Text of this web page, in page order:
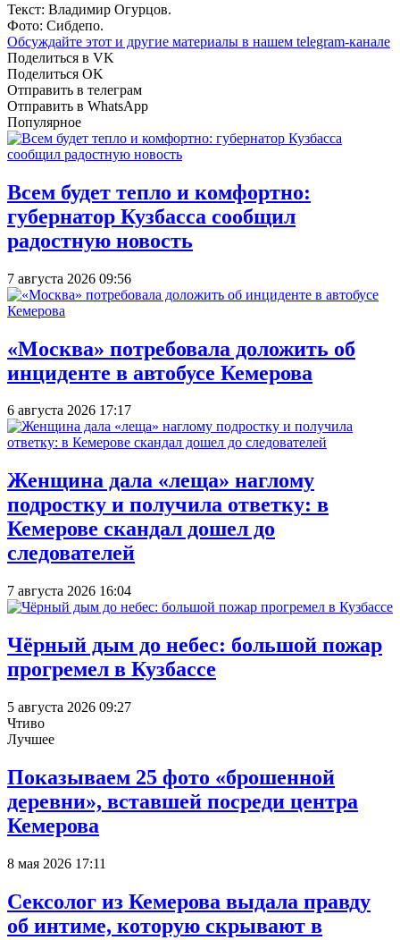
Текст: Владимир Огурцов.
Фото: Сибдепо.
Обсуждайте этот и другие материалы в нашем telegram-канале
Поделиться в VK
Поделиться OK
Отправить в телеграм
Отправить в WhatsApp
Популярное
Всем будет тепло и комфортно:
губернатор Кузбасса сообщил
радостную новость
7 августа 2026 09:56
«Москва» потребовала доложить об
инциденте в автобусе Кемерова
6 августа 2026 17:17
Женщина дала «леща» наглому
подростку и получила ответку: в
Кемерове скандал дошел до
следователей
7 августа 2026 16:04
Чёрный дым до небес: большой пожар
прогремел в Кузбассе
5 августа 2026 09:27
Чтиво
Лучшее
Показываем 25 фото «брошенной
деревни», вставшей посреди центра
Кемерова
8 мая 2026 17:11
Сексолог из Кемерова выдала правду
об интиме, которую скрывают в